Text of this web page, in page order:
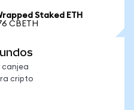
Staked ETH
CBETH
canjea
cripto